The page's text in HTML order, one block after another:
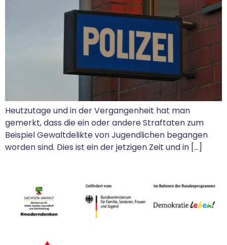
Heutzutage und in der Vergangenheit hat man
gemerkt, dass die ein oder andere Straftaten zum
Beispiel Gewaltdelikte von Jugendlichen begangen
worden sind. Dies ist ein der jetzigen Zeit und in […]